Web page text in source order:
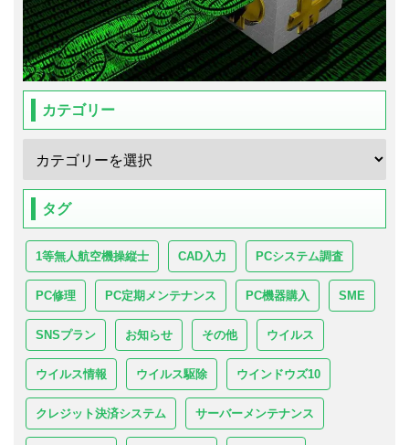
カテゴリー
タグ
1等無人航空機操縦士 CAD入力 PCシステム調査
PC修理 PC定期メンテナンス PC機器購入 SME
SNSプラン お知らせ その他 ウイルス
ウイルス情報 ウイルス駆除 ウインドウズ10
クレジット決済システム サーバーメンテナンス